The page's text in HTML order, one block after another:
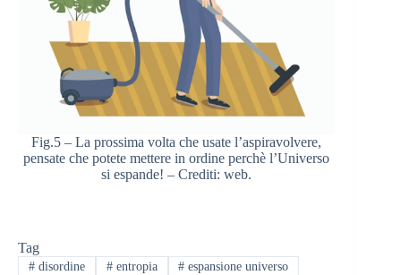
Fig.5 – La prossima volta che usate l’aspiravolvere,
pensate che potete mettere in ordine perchè l’Universo
si espande! – Crediti: web.
Tag
#disordine #entropia # espansione universo